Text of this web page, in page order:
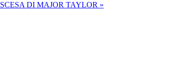
DI MAJOR TAYLOR »